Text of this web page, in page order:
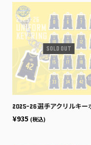
2025-26 選手アクリルキーホルダー
¥935 (税込)